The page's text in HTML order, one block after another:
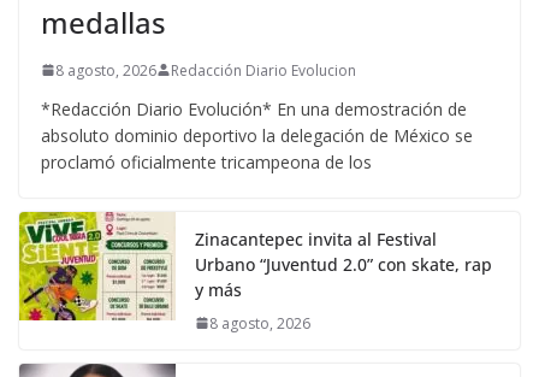
medallas
8 agosto, 2026 Redacción Diario Evolucion
*Redacción Diario Evolución* En una demostración de
absoluto dominio deportivo la delegación de México se
proclamó oficialmente tricampeona de los
Zinacantepec invita al Festival
Urbano “Juventud 2.0” con skate, rap
y más
8 agosto, 2026